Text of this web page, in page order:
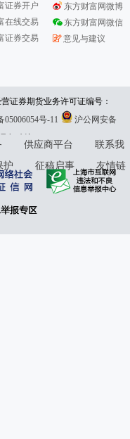
证券开户
在线交易
证券交易
东方财富网微博
东方财富网微信
意见与建议
证券期货业务许可证编号：
61278686 举报邮箱：
05006054号-11
沪公网安备
与建议:4000300059/952500
供应商平台
联系我
护 征稿启事
友情链